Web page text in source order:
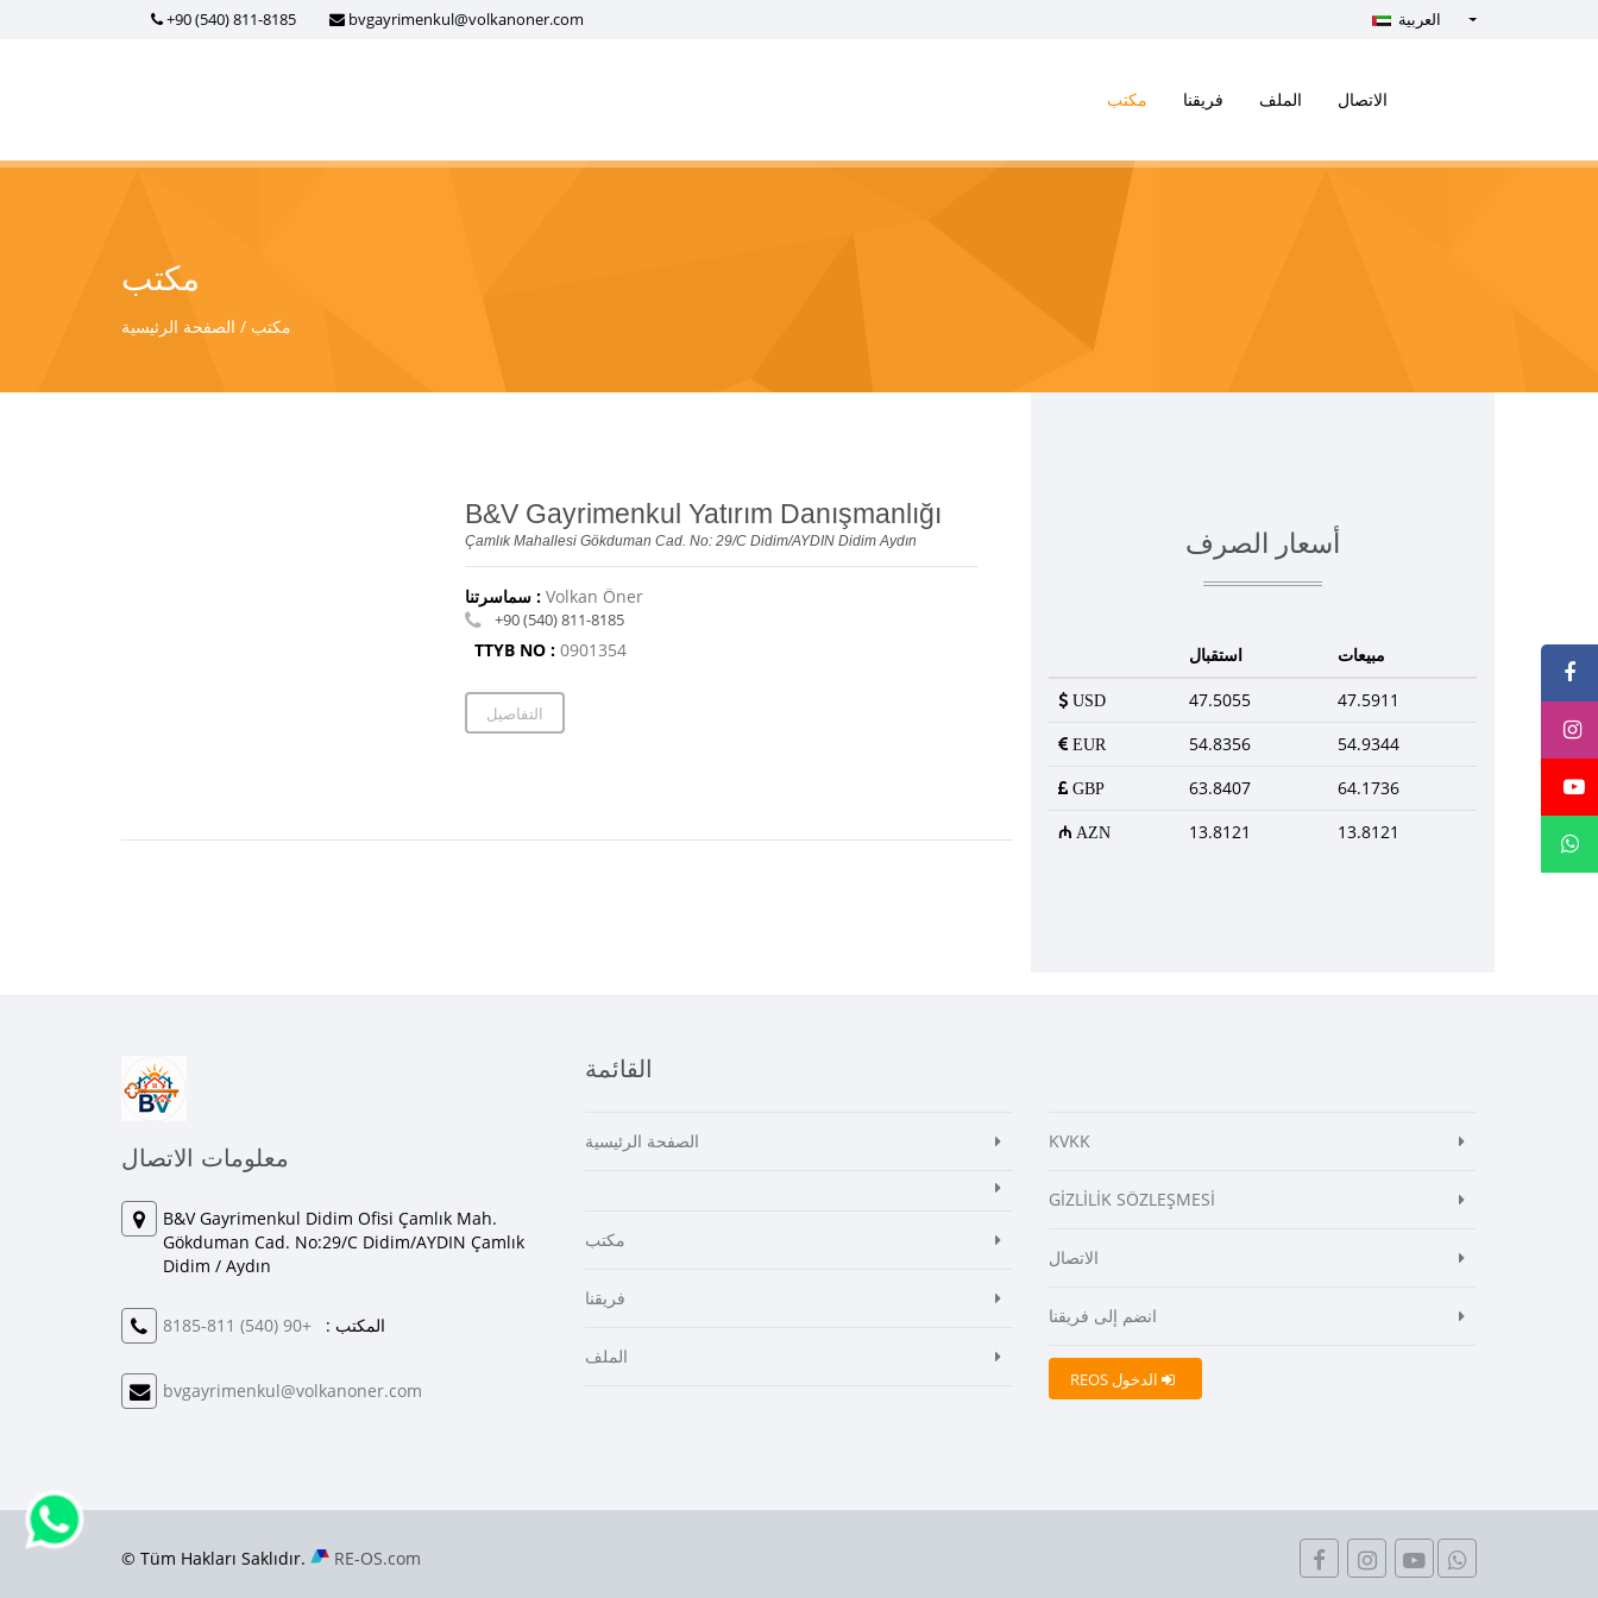
+90 (540) 811-8185 bvgayrimenkul@volkanoner.com
العربية
مكتب فريقنا الملف الاتصال
مكتب
الصفحة الرئيسية مكتب
B&V Gayrimenkul Yatırım Danışmanlığı
Çamlık Mahallesi Gökduman Cad. No: 29/C Didim/AYDIN Didim Aydın
سماسرتنا : Volkan Öner
+90 (540) 811-8185
TTYB NO : 0901354
التفاصيل
أسعار الصرف
استقبال مبيعات
USD 47.5055 47.5911
EUR 54.8356 54.9344
GBP 63.8407 64.1736
AZN 13.8121 13.8121
معلومات الاتصال
B&V Gayrimenkul Didim Ofisi Çamlık Mah.
Gökduman Cad. No:29/C Didim/AYDIN Çamlık
Didim / Aydın
المكتب : +90 (540) 811-8185
bvgayrimenkul@volkanoner.com
القائمة
الصفحة الرئيسية
مكتب
فريقنا
الملف
KVKK
GİZLİLİK SÖZLEŞMESİ
الاتصال
انضم إلى فريقنا
© Tüm Hakları Saklıdır. RE-OS.com